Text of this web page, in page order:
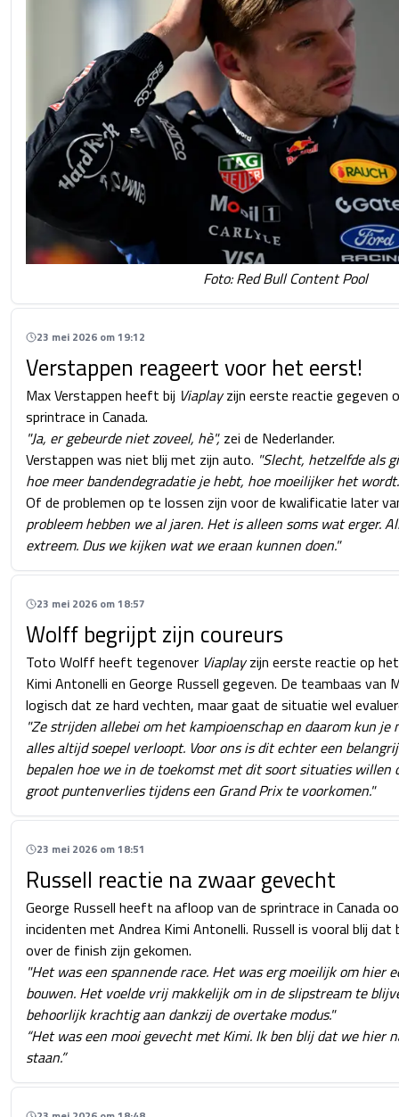
Foto: Red Bull Content Pool
23 mei 2026 om 19:12
Verstappen reageert voor het eerst!
Max Verstappen heeft bij Viaplayzijn eerste reactie gegeven
sprintrace in Canada.
"Ja, er gebeurde niet zoveel, hè", zei de Nederlander.
Verstappen was niet blij met zijn auto. "Slecht, hetzelfde als
hoe meer bandendegradatie je hebt, hoe moeilijker het
Of de problemen op te lossen zijn voor de kwalificatie later
probleem hebben we al jaren. Het is alleen soms wat erger.
extreem. Dus we kijken wat we eraan kunnen doen."
23 mei 2026 om 18:57
Wolff begrijpt zijn coureurs
Toto Wolff heeft tegenover Viaplayzijn eerste reactie op
Kimi Antonelli en George Russell gegeven. De teambaas van
logisch dat ze hard vechten, maar gaat de situatie wel
"Ze strijden allebei om het kampioenschap en daarom kun
alles altijd soepel verloopt. Voor ons is dit echter een
bepalen hoe we in de toekomst met dit soort situaties willen
groot puntenverlies tijdens een Grand Prix te voorkomen."
23 mei 2026 om 18:51
Russell reactie na zwaar gevecht
George Russell heeft na afloop van de sprintrace in Canada
incidenten met Andrea Kimi Antonelli. Russell is vooral blij dat
over de finish zijn gekomen.
"Het was een spannende race. Het was erg moeilijk om hier
bouwen. Het voelde vrij makkelijk om in de slipstream te
behoorlijk krachtig aan dankzij de overtake modus."
“Het was een mooi gevecht met Kimi. Ik ben blij dat we hier
staan.”